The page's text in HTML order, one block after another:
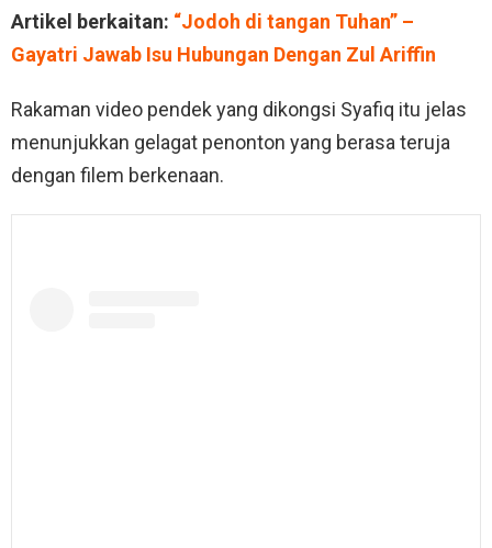
Artikel berkaitan: “Jodoh di tangan Tuhan” –
Gayatri Jawab Isu Hubungan Dengan Zul Ariffin
Rakaman video pendek yang dikongsi Syafiq itu jelas
menunjukkan gelagat penonton yang berasa teruja
dengan filem berkenaan.